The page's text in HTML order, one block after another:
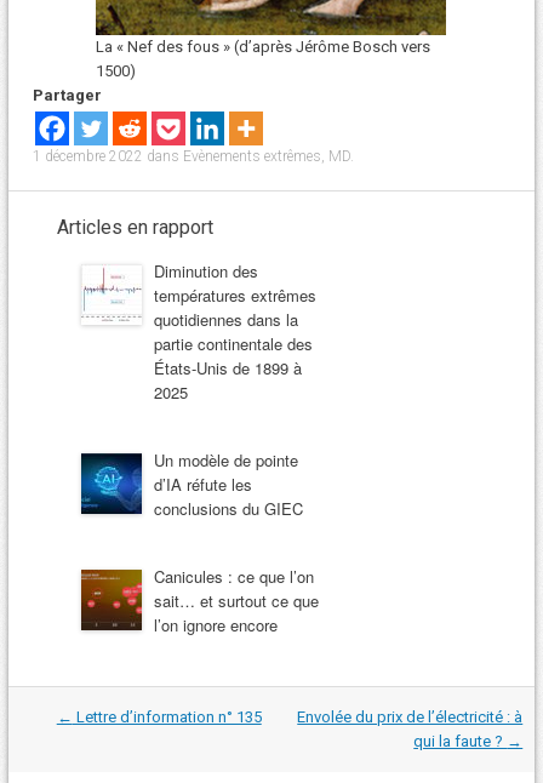
La « Nef des fous » (d’après Jérôme Bosch vers
1500)
Partager
1 décembre 2022 dans Evènements extrêmes MD.
Articles en rapport
Diminution des
températures extrêmes
quotidiennes dans la
partie continentale des
États-Unis de 1899 à
2025
Un modèle de pointe
d’IA réfute les
conclusions du GIEC
Canicules : ce que l’on
sait… et surtout ce que
l’on ignore encore
Navigation
dans
← Lettre d’information n° 135
Envolée du prix de l’électricité : à
qui la faute ? →